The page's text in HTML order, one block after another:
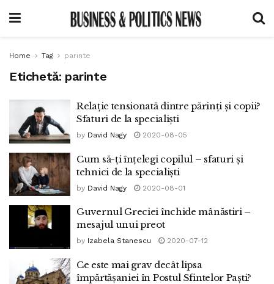
Home Tag parinte
Etichetă: parinte
Relație tensionată dintre părinți și copii?
Sfaturi de la specialiști
by David Nagy 2020-08-05
Cum să-ți înțelegi copilul – sfaturi și
tehnici de la specialiști
by David Nagy 2020-08-01
Guvernul Greciei închide mânăstiri –
mesajul unui preot
by Izabela Stanescu 2020-07-12
Ce este mai grav decât lipsa
împărtășaniei în Postul Sfintelor Paști?